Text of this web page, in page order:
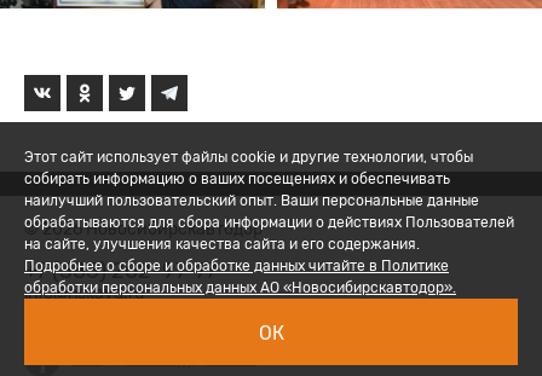
© 2026 Новосибирскавтодор
+7 (383) 202-97-77
ur.dvaksn@ofni
Этот сайт использует файлы cookie и другие технологии, чтобы
собирать информацию о ваших посещениях и обеспечивать
наилучший пользовательский опыт. Ваши персональные данные
обрабатываются для сбора информации о действиях Пользователей
на сайте, улучшения качества сайта и его содержания.
Подробнее о сборе и обработке данных читайте в Политике
обработки персональных данных АО «Новосибирскавтодор».
ОК